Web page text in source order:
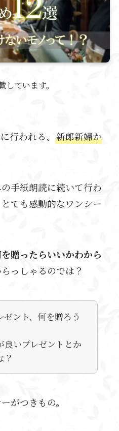
ています。
行われる、 新郎新婦か
手紙朗読に続いて行わ
ても感動的なワンシー
を贈ったらいいかわから
っしゃるのでは？
ント、何を贈ろう
良いプレゼントとか
？
がつきもの。